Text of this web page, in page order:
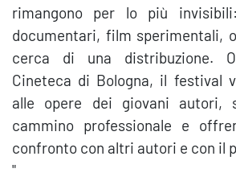
rimangono per lo più
documentari, film sperimentali,
cerca di una distribuzione.
Cineteca di Bologna, il festival
alle opere dei giovani autori,
cammino professionale e
confronto con altri autori e con il
"